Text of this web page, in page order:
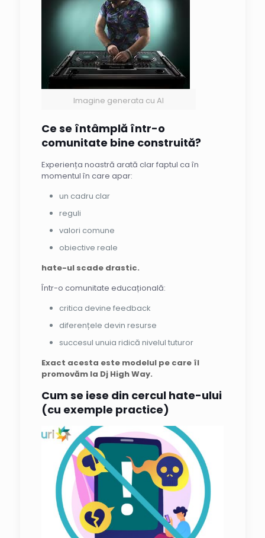
Imagine generata cu AI
Ce se întâmplă într-o
comunitate bine construită?
Experiența noastră arată clar faptul ca în
momentul în care apar:
un cadru clar
reguli
valori comune
obiective reale
hate-ul scade drastic.
Într-o comunitate educațională:
critica devine feedback
diferențele devin resurse
succesul unuia ridică nivelul tuturor
Exact acesta este modelul pe care îl
promovăm la Dj High Way.
Cum se iese din cercul hate-ului
(cu exemple practice)